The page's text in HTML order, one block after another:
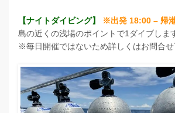
【ナイトダイビング】
※出発 18:00 – 帰
島の近くの浅場のポイントで1ダイブしま
※毎日開催ではないため詳しくはお問合せ